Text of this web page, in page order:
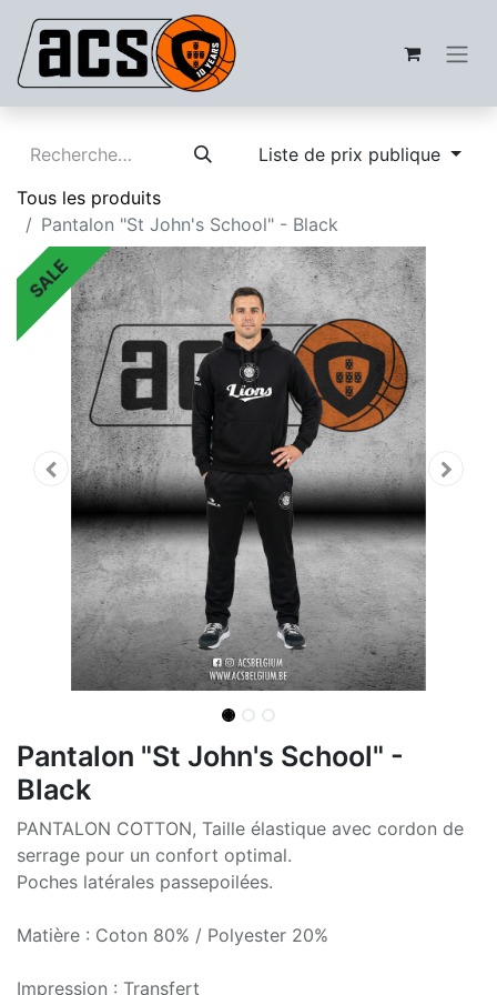
Liste de prix publique
Tous les produits
Pantalon "St John's School" - Black
SALE
Pantalon "St John's School" -
Black
PANTALON COTTON, Taille élastique avec cordon de
serrage pour un confort optimal.
Poches latérales passepoilées.
Matière : Coton 80% / Polyester 20%
Impression : Transfert